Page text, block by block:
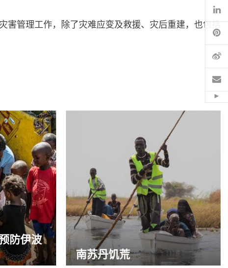
管理工作，除了灾难应变及救援、灾后重建，也包括
防伊波
南苏丹饥荒